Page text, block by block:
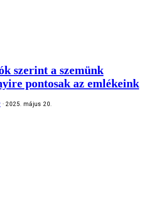
szerint a szemünk
pontosak az emlékeink
2025. május 20.